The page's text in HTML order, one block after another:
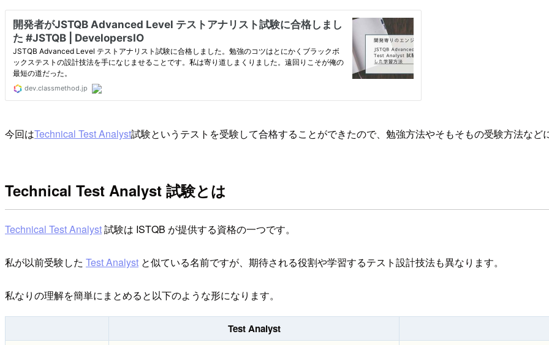
今回はTechnical Test Analyst試験というテストを受験して合格することができたので、勉強方法やそもそもの受験方法など
Technical Test Analyst 試験とは
Technical Test Analyst試験は ISTQB が提供する資格の一つです。
私が以前受験した Test Analyst と似ている名前ですが、期待される役割や学習するテスト設計技法も異なります。
私なりの理解を簡単にまとめると以下のような形になります。
Test Analyst